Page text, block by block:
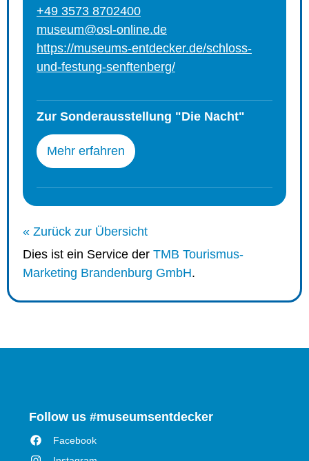
+49 3573 8702400
museum@osl-online.de
https://museums-entdecker.de/schloss-
und-festung-senftenberg/
Zur Sonderausstellung "Die Nacht"
Mehr erfahren
« Zurück zur Übersicht
Dies ist ein Service der TMB Tourismus-
Marketing Brandenburg GmbH.
Follow us #museumsentdecker
Facebook